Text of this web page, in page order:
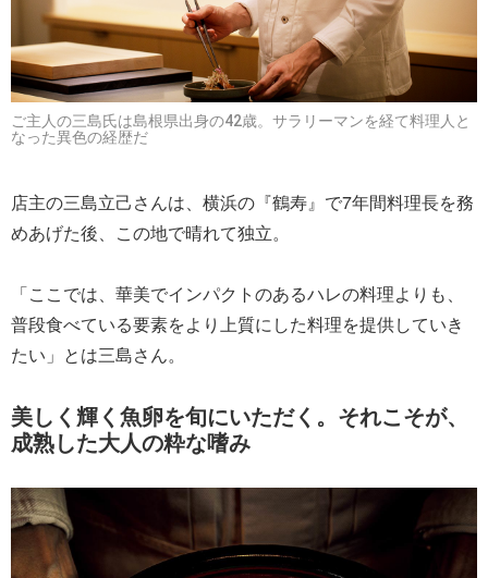
ご主人の三島氏は島根県出身の42歳。サラリーマンを経て料理人と
なった異色の経歴だ
店主の三島立己さんは、横浜の『鶴寿』で7年間料理長を務
めあげた後、この地で晴れて独立。
「ここでは、華美でインパクトのあるハレの料理よりも、
普段食べている要素をより上質にした料理を提供していき
たい」とは三島さん。
美しく輝く魚卵を旬にいただく。それこそが、
成熟した大人の粋な嗜み